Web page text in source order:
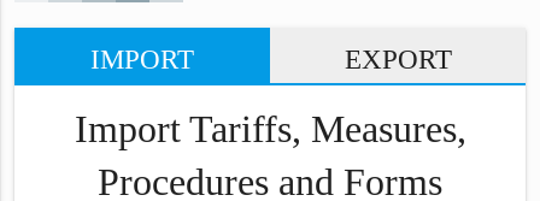
IMPORT EXPORT
Import Tariffs, Measures,
Procedures and Forms